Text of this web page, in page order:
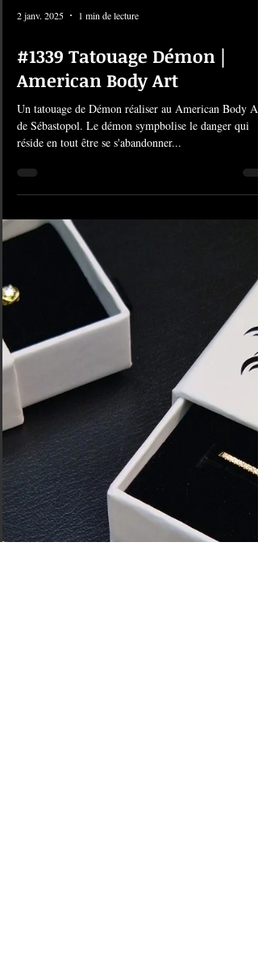
2 janv. 2025 1 min de lecture
#1339 Tatouage Démon |
de Sébastopol. Le démon sympbolise le danger qui
réside en tout être se s'abandonner...